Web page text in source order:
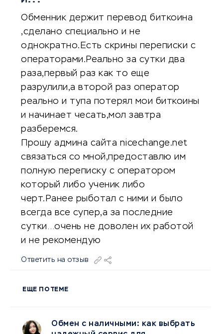
Обменник держит перевод биткоина
,сделано специально и не
однократно.Есть скрины переписки с
операторами.Реально за сутки два
раза,первый раз как то еще
разрулили,а второй раз оператор
реально и тупа потерял мои биткоины
и начинает чесать,мол завтра
разберемся.
Прошу админа сайта nicechange.net
связаться со мной,предоставлю им
полную переписку с оператором
который либо ученик либо
черт.Ранее рыботал с ними и было
всегда все супер,а за последние
сутки…очень не доволен их работой
и не рекомендую
Ответить на отзыв
ЕЩЕ ПО ТЕМЕ
Обмен с наличными: как выбрать